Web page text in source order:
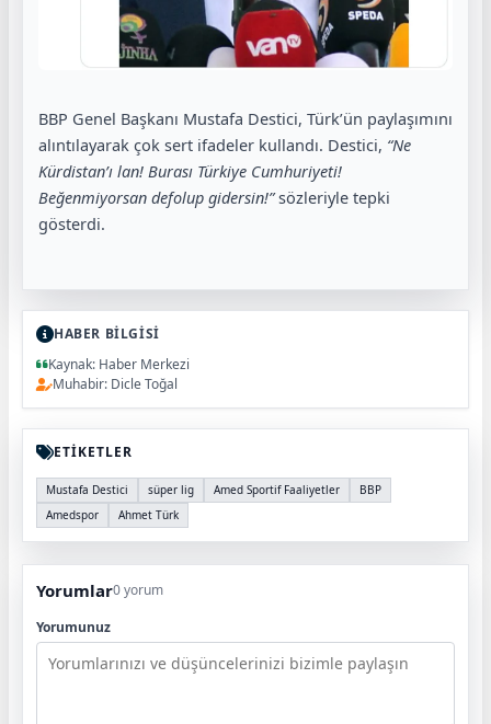
BBP Genel Başkanı Mustafa Destici, Türk’ün paylaşımını
alıntılayarak çok sert ifadeler kullandı. Destici, “Ne
Kürdistan’ı lan! Burası Türkiye Cumhuriyeti!
Beğenmiyorsan defolup gidersin!”sözleriyle tepki
gösterdi.
HABER BİLGİSİ
Kaynak: Haber Merkezi
Muhabir: Dicle Toğal
ETİKETLER
Mustafa Destici süper lig Amed Sportif Faaliyetler
BBP
Amedspor
Ahmet Türk
Yorumlar0 yorum
Yorumunuz